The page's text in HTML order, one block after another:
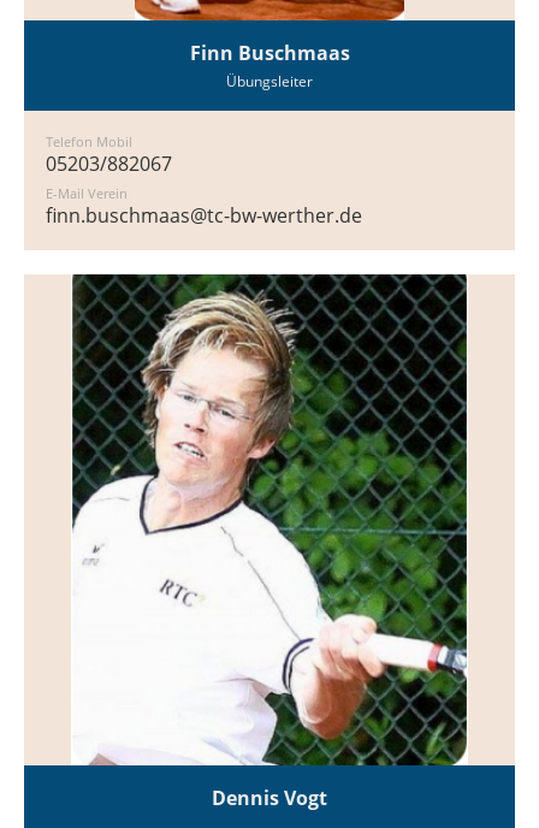
Finn Buschmaas
Übungsleiter
Telefon Mobil
05203/882067
E-Mail Verein
finn.buschmaas@tc-bw-werther.de
Dennis Vogt